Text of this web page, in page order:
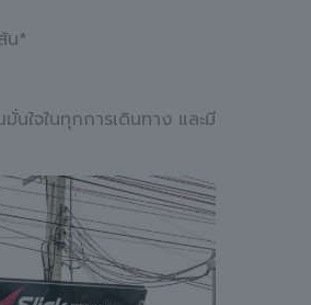
น*
นใจในทุกการเดินทาง และมี